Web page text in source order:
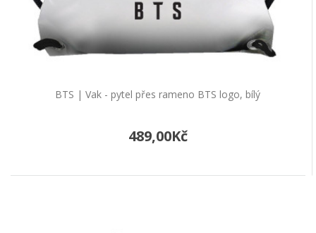
BTS | Vak - pytel přes rameno BTS logo, bílý
489,00Kč